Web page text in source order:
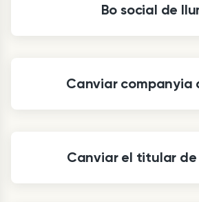
Bo social de
Canviar companyia
Canviar el titular de